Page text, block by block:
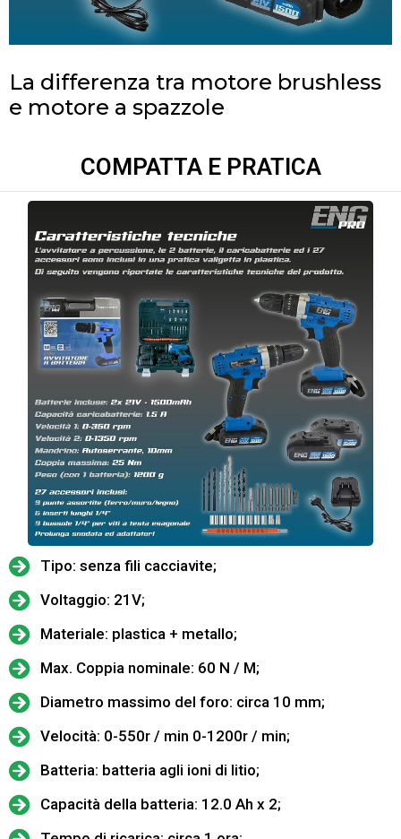
La differenza tra motore brushless
e motore a spazzole
COMPATTA E PRATICA
Tipo: senza fili cacciavite;
Voltaggio: 21V;
Materiale: plastica + metallo;
Max. Coppia nominale: 60 N / M;
Diametro massimo del foro: circa 10 mm;
Velocità: 0-550r / min 0-1200r / min;
Batteria: batteria agli ioni di litio;
Capacità della batteria: 12.0 Ah x 2;